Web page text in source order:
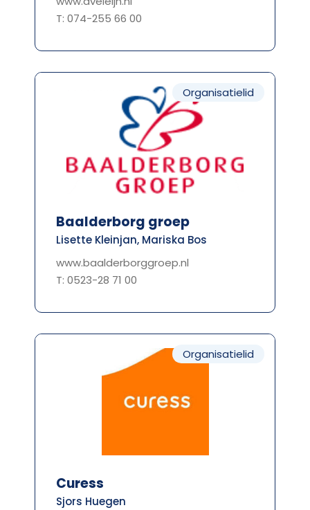
T: 074-255 66 00
Organisatielid
Baalderborg groep
Lisette Kleinjan, Mariska Bos
www.baalderborggroep.nl
T: 0523-28 71 00
Organisatielid
Curess
Sjors Huegen